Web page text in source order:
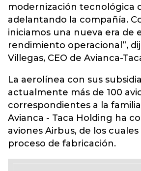
modernización tecnológica
adelantando la compañía.
iniciamos una nueva era de
rendimiento operacional”,
Villegas, CEO de Avianca-
La aerolínea con sus
actualmente más de 100
correspondientes a la
Avianca - Taca Holding ha
aviones Airbus, de los
proceso de fabricación.